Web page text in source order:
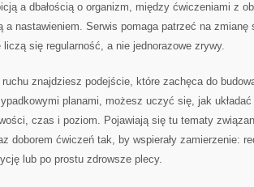
a dbałością o organizm, między ćwiczeniami z
a nastawieniem. Serwis pomaga patrzeć na
liczą się regularność, a nie jednorazowe zrywy.
znajdziesz podejście, które zachęca do
planami, możesz uczyć się, jak
czas i poziom. Pojawiają się tu tematy
doborem ćwiczeń tak, by wspierały zamierzenie:
lub po prostu zdrowsze plecy.